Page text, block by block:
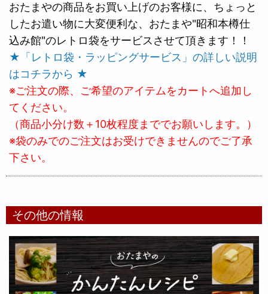
おたまやの商品をお買い上げのお客様に、ちょっと
したお遣い物に大変便利な、おたまや"昭和本樽仕
込み館"のレトロ袋をサービスさせて頂きます！！
★「レトロ袋・ラッピングサービス」の詳しい説明
はコチラから ★
※ご注文の際、ご希望のアイテムをカートへ追加し
てください。
（商品小分け数＋10枚程度まででお願いします。）
※袋のみでのご注文はお受けできませんのでご了承
下さい。
その他の情報